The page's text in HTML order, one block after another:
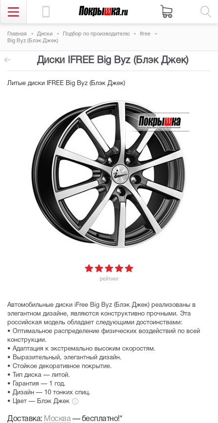
Главная Диски Подбор по производителю
Ifree
Big Byz (Блэк Джек)
Диски IFREE Big Byz (Блэк Джек)
Литые диски IFREE Big Byz (Блэк Джек)
рейтинг
Автомобильные диски iFree Big Byz (Блэк Джек) реализованы в
элегантном дизайне, являются конструктивно прочными. Эта
российская модель обладает следующими достоинствами:
• Оптимальное распределение физических воздействий по всей
конструкции.
• Адаптация к экстремально высоким скоростям.
• Выразительный, элегантный дизайн.
• Стойкое декоративное покрытие.
• Тип диска — литой.
• Гарантия — 1 год.
• Дизайн — 10 тонких спиц.
• Цвет — Блэк Джек
Доставка: Москва— бесплатно!*